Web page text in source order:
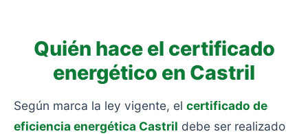
Quién hace el certificado
energético en Castril
Según marca la ley vigente, el certificado de
eficiencia energética Castril debe ser realizado